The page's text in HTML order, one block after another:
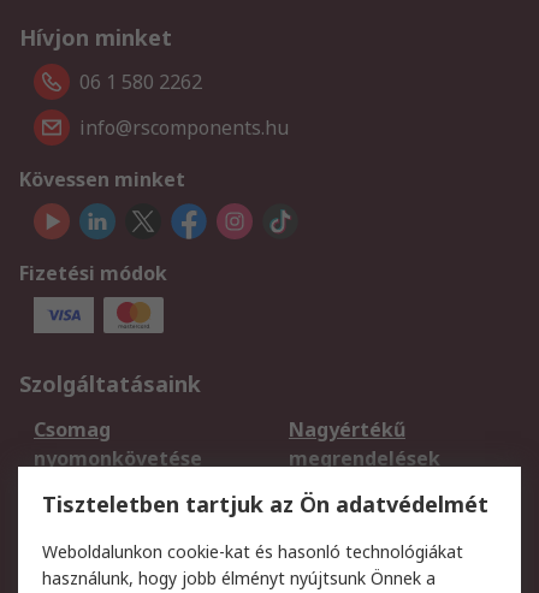
Hívjon minket
06 1 580 2262
info@rscomponents.hu
Kövessen minket
Fizetési módok
Szolgáltatásaink
Csomag
nyomonkövetése
Nagyértékű
megrendelések
Regisztráció
Szállítás
Termékvisszaküldés
Szolgáltatások
Tiszteletben tartjuk az Ön adatvédelmét
Weboldalunkon cookie-kat és hasonló technológiákat
használunk, hogy jobb élményt nyújtsunk Önnek a